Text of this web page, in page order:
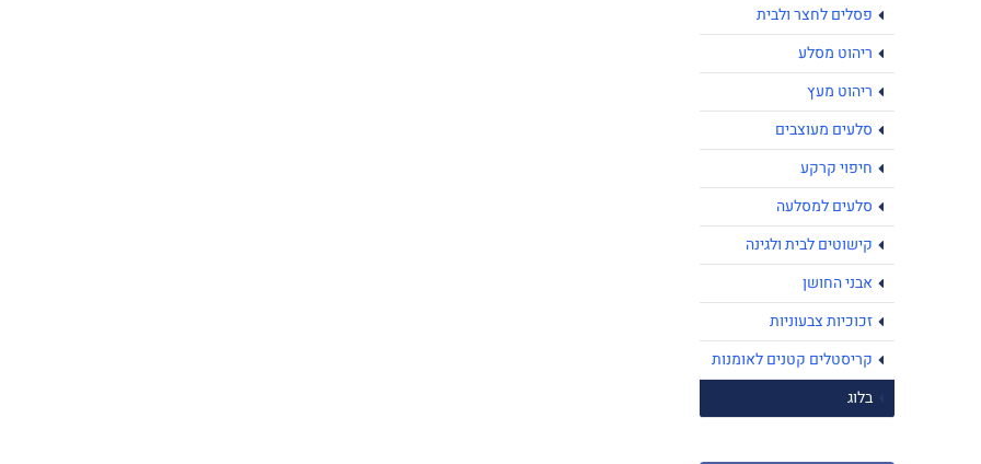
פסלים לחצר ולבית
ריהוט מסלע
ריהוט מעץ
סלעים מעוצבים
חיפוי קרקע
סלעים למסלעה
קישוטים לבית ולגינה
אבני החושן
זכוכיות צבעוניות
קריסטלים קטנים לאומנות
בלוג